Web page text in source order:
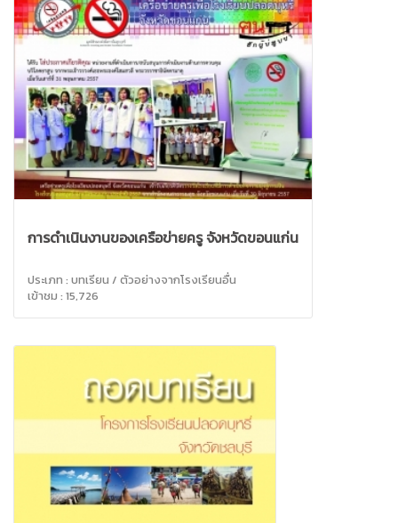
การดำเนินงานของเครือข่ายครู จังหวัดขอนแก่น
ประเภท : บทเรียน / ตัวอย่างจากโรงเรียนอื่น
เข้าชม : 15,726